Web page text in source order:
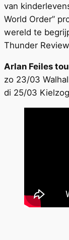
van
World Order”
wereld te
Thunder
Arlan Feiles
zo 23/03
di 25/03